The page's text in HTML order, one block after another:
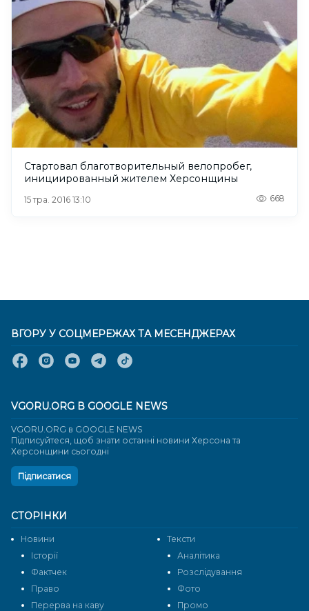
Стартовал благотворительный велопробег,
инициированный жителем Херсонщины
15 тра. 2016 13:10 668
СТОРІНКИ
Новини
Тексти
Історії
Аналітика
Фактчек
Розслідування
Право
Фото
Перерва на каву
Промо
ВГОРУ У СОЦМЕРЕЖАХ ТА МЕСЕНДЖЕРАХ
VGORU.ORG В GOOGLE NEWS
VGORU.ORG в GOOGLE NEWS
Підписуйтеся, щоб знати останні новини Херсона та
Херсонщини сьогодні
Підписатися